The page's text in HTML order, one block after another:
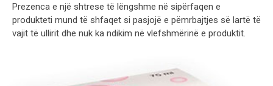
Prezenca e një shtrese të lëngshme në sipërfaqen e
produkteti mund të shfaqet si pasjojë e pëmrbajtjes së lartë të
vajit të ullirit dhe nuk ka ndikim në vlefshmërinë e produktit.